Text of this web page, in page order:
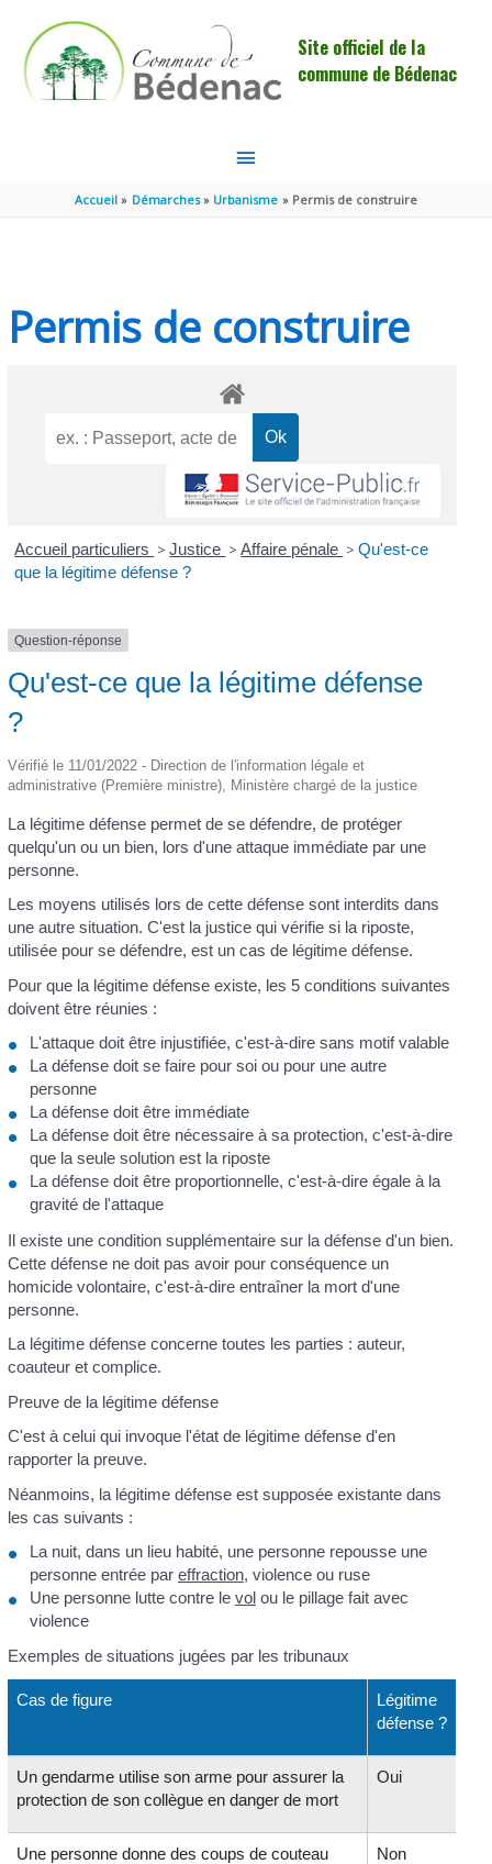
Site officiel de la
commune de Bédenac
MENU
PRINCIPAL
Accueil Démarches Urbanisme Permis de construire
Permis de construire
Accueil particuliers > Justice > Affaire pénale > Qu'est-ce
que la légitime défense ?
Question-réponse
Qu'est-ce que la légitime défense
?
Vérifié le 11/01/2022 - Direction de l'information légale et
administrative (Première ministre), Ministère chargé de la justice
La légitime défense permet de se défendre, de protéger
quelqu'un ou un bien, lors d'une attaque immédiate par une
personne.
Les moyens utilisés lors de cette défense sont interdits dans
une autre situation. C'est la justice qui vérifie si la riposte,
utilisée pour se défendre, est un cas de légitime défense.
Pour que la légitime défense existe, les 5 conditions suivantes
doivent être réunies :
L'attaque doit être injustifiée, c'est-à-dire sans motif valable
La défense doit se faire pour soi ou pour une autre
personne
La défense doit être immédiate
La défense doit être nécessaire à sa protection, c'est-à-dire
que la seule solution est la riposte
La défense doit être proportionnelle, c'est-à-dire égale à la
gravité de l'attaque
Il existe une condition supplémentaire sur la défense d'un bien.
Cette défense ne doit pas avoir pour conséquence un
homicide volontaire, c'est-à-dire entraîner la mort d'une
personne.
La légitime défense concerne toutes les parties : auteur,
coauteur et complice.
Preuve de la légitime défense
C'est à celui qui invoque l'état de légitime défense d'en
rapporter la preuve.
Néanmoins, la légitime défense est supposée existante dans
les cas suivants :
La nuit, dans un lieu habité, une personne repousse une
personne entrée par effraction, violence ou ruse
Une personne lutte contre le volou le pillage fait avec
violence
Exemples de situations jugées par les tribunaux
Cas de figure
Légitime
défense ?
Un gendarme utilise son arme pour assurer la
protection de son collègue en danger de mort
Oui
Une personne donne des coups de couteau
Non